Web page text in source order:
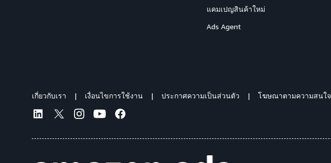
แคมเปญสินค้าใหม่
Ads Agent
เกี่ยวกับเรา เงื่อนไขการใช้งาน ประกาศความเป็นส่วนตัว โฆษณาตามความสนใจ